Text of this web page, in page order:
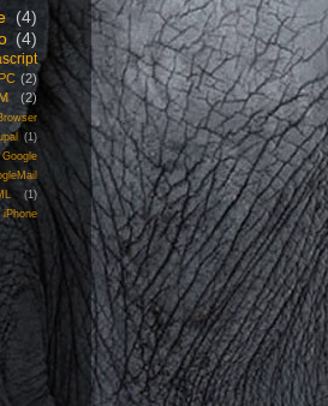
(4)
(4)
(2)
(2)
(1)
Google
(1)
iPhone